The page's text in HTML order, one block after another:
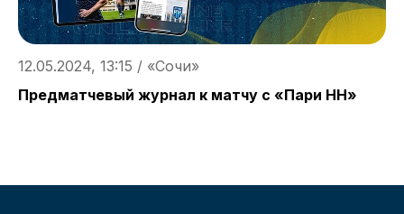
12.05.2024, 13:15 / «Сочи»
Предматчевый журнал к матчу с «Пари НН»